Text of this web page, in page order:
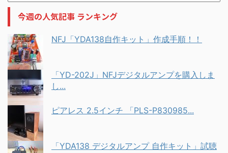
今週の人気記事 ランキング
NFJ「YDA138自作キット」作成手順！！
「YD-202J」NFJデジタルアンプを購入しま
し...
ピアレス 2.5インチ 「PLS-P830985...
「YDA138 デジタルアンプ 自作キット」試聴